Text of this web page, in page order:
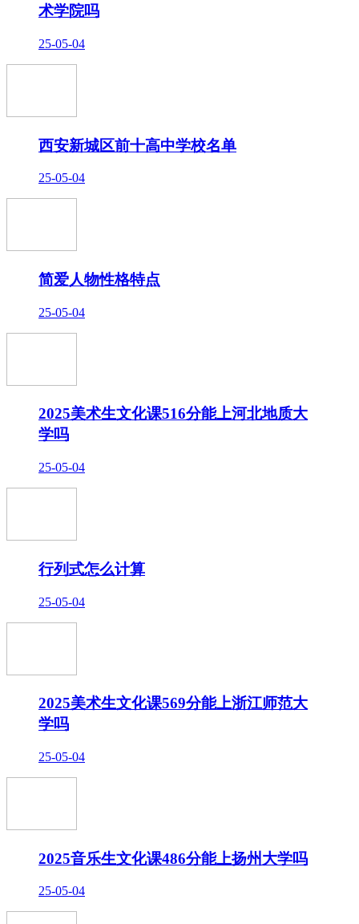
术学院吗
25-05-04
西安新城区前十高中学校名单
25-05-04
简爱人物性格特点
25-05-04
2025美术生文化课516分能上河北地质大
学吗
25-05-04
行列式怎么计算
25-05-04
2025美术生文化课569分能上浙江师范大
学吗
25-05-04
2025音乐生文化课486分能上扬州大学吗
25-05-04